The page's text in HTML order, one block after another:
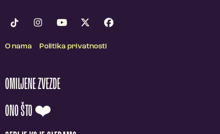
O nama Politika privatnosti
OMILJENE ZVEZDE
ONO ŠTO ❤️